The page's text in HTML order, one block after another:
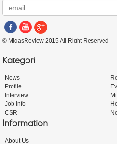
© MigasReview 2015 All Right Reserved
Kategori
News
Profile
Interview
Job Info
CSR
Information
About Us